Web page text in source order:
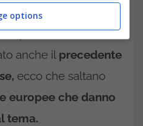
la questione con il
anche il precedente
ecco che saltano
europee che danno
tema.
options